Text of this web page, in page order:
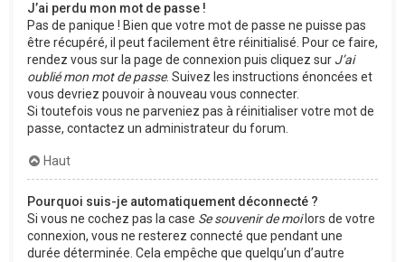
J’ai perdu mon mot de passe !
Pas de panique ! Bien que votre mot de passe ne puisse pas
être récupéré, il peut facilement être réinitialisé. Pour ce faire,
rendez vous sur la page de connexion puis cliquez sur J’ai
oublié mon mot de passe. Suivez les instructions énoncées et
vous devriez pouvoir à nouveau vous connecter.
Si toutefois vous ne parveniez pas à réinitialiser votre mot de
passe, contactez un administrateur du forum.
Haut
Pourquoi suis-je automatiquement déconnecté ?
Si vous ne cochez pas la case Se souvenir de moilors de votre
connexion, vous ne resterez connecté que pendant une
durée déterminée. Cela empêche que quelqu’un d’autre